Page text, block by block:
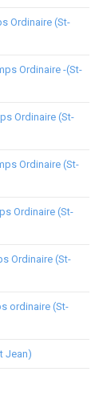
Ordinaire (St-
Ordinaire -(St-
Ordinaire (St-
Ordinaire (St-
Ordinaire (St-
Ordinaire (St-
ordinaire (St-
Jean)